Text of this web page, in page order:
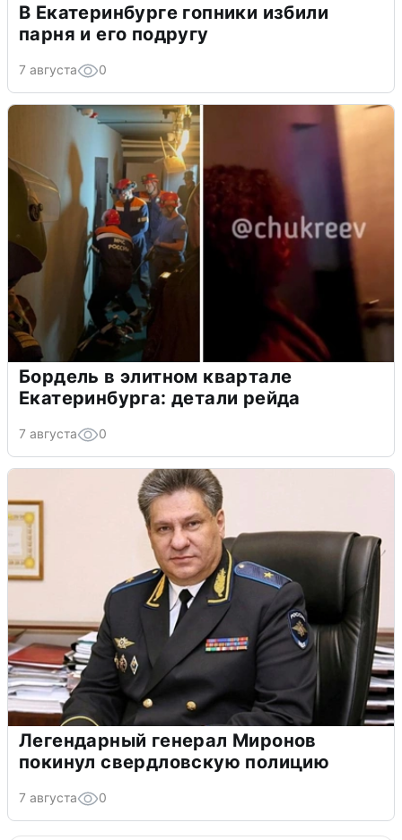
В Екатеринбурге гопники избили
парня и его подругу
7 августа 0
Бордель в элитном квартале
Екатеринбурга: детали рейда
7 августа 0
Легендарный генерал Миронов
покинул свердловскую полицию
7 августа 0